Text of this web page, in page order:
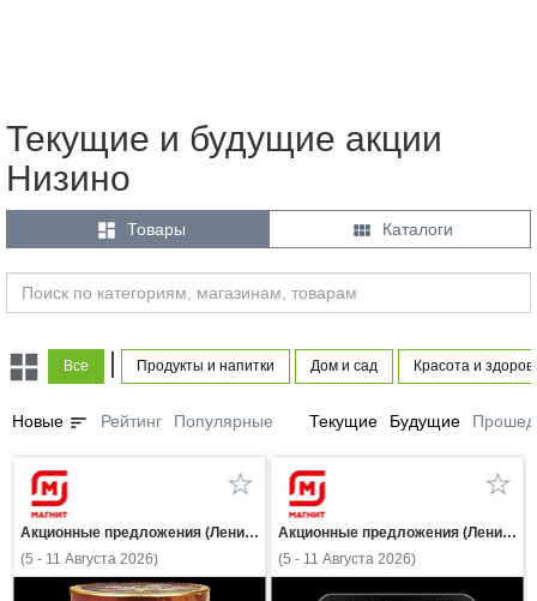
Текущие и будущие акции
Низино
 Товары  Каталоги
Все Продукты и напитки Дом и сад Красота и
Новые sort Рейтинг Популярные Текущие Будущие
Акционные предложения (Ленинградская область)
(5 - 11 Августа 2026)
Акционные предложения (Ленинградская область)
(5 - 11 Августа 2026)